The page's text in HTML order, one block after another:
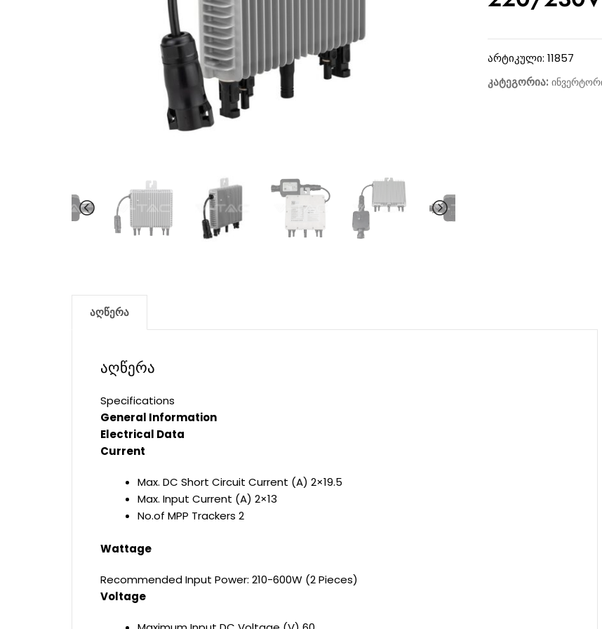
არტიკული: 11857
კატეგორია:
აღწერა
აღწერა
Specifications
General Information
Electrical Data
Current
Max. DC Short Circuit Current (A) 2×19.5
Max. Input Current (A) 2×13
No.of MPP Trackers 2
Wattage
Recommended Input Power: 210-600W (2 Pieces)
Voltage